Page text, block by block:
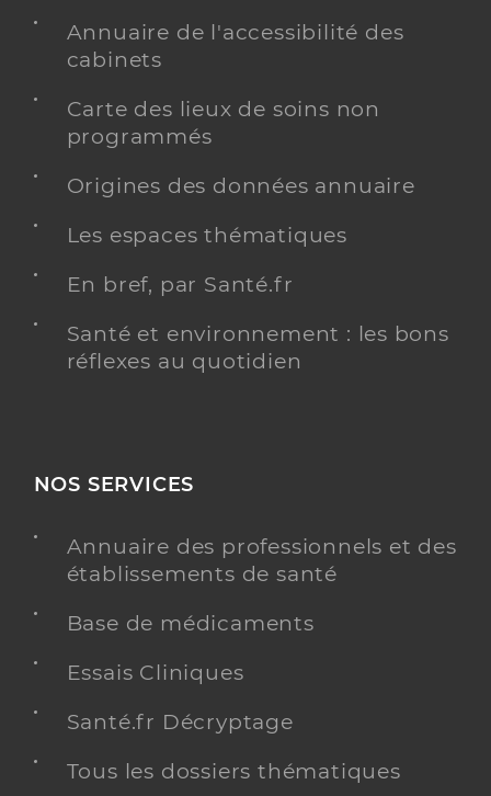
Annuaire de l'accessibilité des
cabinets
Carte des lieux de soins non
programmés
Origines des données annuaire
Les espaces thématiques
En bref, par Santé.fr
Santé et environnement : les bons
réflexes au quotidien
NOS SERVICES
Annuaire des professionnels et des
établissements de santé
Base de médicaments
Essais Cliniques
Santé.fr Décryptage
Tous les dossiers thématiques